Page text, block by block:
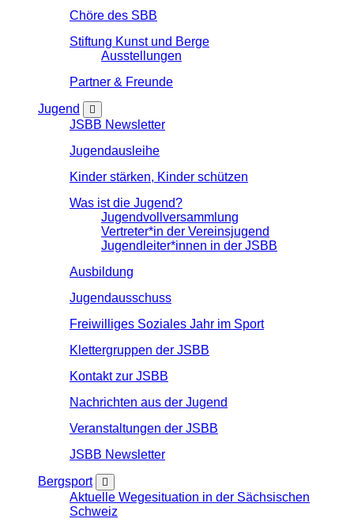
Chöre des SBB
Stiftung Kunst und Berge
Ausstellungen
Partner & Freunde
Jugend
JSBB Newsletter
Jugendausleihe
Kinder stärken, Kinder schützen
Was ist die Jugend?
Jugendvollversammlung
Vertreter*in der Vereinsjugend
Jugendleiter*innen in der JSBB
Ausbildung
Jugendausschuss
Freiwilliges Soziales Jahr im Sport
Klettergruppen der JSBB
Kontakt zur JSBB
Nachrichten aus der Jugend
Veranstaltungen der JSBB
JSBB Newsletter
Bergsport
Aktuelle Wegesituation in der Sächsischen
Schweiz